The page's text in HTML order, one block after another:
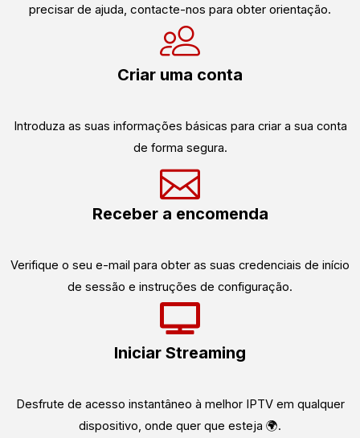
precisar de ajuda, contacte-nos para obter orientação.
Criar uma conta
Introduza as suas informações básicas para criar a sua conta
de forma segura.
Receber a encomenda
Verifique o seu e-mail para obter as suas credenciais de início
de sessão e instruções de configuração.
Iniciar Streaming
Desfrute de acesso instantâneo à melhor IPTV em qualquer
dispositivo, onde quer que esteja 🌍.